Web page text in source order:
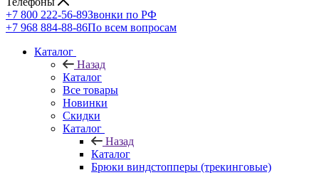
+7 800 222-56-89Звонки по РФ
+7 968 884-88-86По всем вопросам
Каталог
Назад
Каталог
Все товары
Новинки
Скидки
Каталог
Назад
Каталог
Брюки виндстопперы (трекинговые)